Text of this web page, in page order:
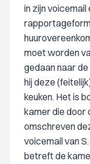
in zijn
moet worden
gedaan naar
hij deze
keuken. Het is
kamer die door
omschreven
voicemail van
betreft de